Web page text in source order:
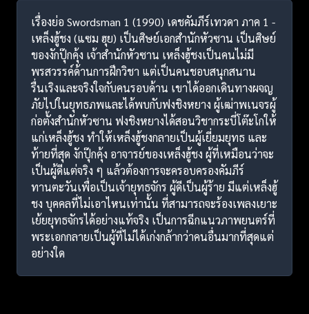
เรื่องย่อ Swordsman 1 (1990) เดชคัมภีร์เทวดา ภาค 1 -
เหล็งฮู้ชง (แซม ฮุย) เป็นศิษย์เอกสำนักหัวซาน เป็นศิษย์
ของงักปุ๊กคุ้ง เจ้าสำนักหัวซาน เหล็งฮู้ชงเป็นคนไม่มี
พรสวรรค์ด้านการฝึกวิชา แต่เป็นคนชอบสนุกสนาน
รื่นเริงและจริงใจกับคนรอบด้าน เขาได้ออกเดินทางผจญ
ภัยไปในยุทธภพและได้พบกับฟงชิงหยาง ผู้เฒ่าพเนจรผู้
ก่อตั้งสำนักหัวซาน ฟงชิงหยางได้สอนวิชากระบี่โต๊ะโกให้
แก่เหล็งฮู้ชง ทำให้เหล็งฮู้ชงกลายเป็นผู้เยี่ยมยุทธ และ
ท้ายที่สุด งักปุ๊กคุ้ง อาจารย์ของเหล็งฮู้ชง ผู้ที่เหมือนว่าจะ
เป็นผู้ดีแต่จริง ๆ แล้วต้องการจะครอบครองคัมภีร์
ทานตะวันเพื่อเป็นเจ้ายุทธจักร ผู้ดีเป็นผู้ร้าย มีแต่เหล็งฮู้
ชง บุคคลที่ไม่เอาไหนเท่านั้น ที่สามารถจะร้องเพลงเยาะ
เย้ยยุทธจักรได้อย่างแท้จริง เป็นการฉีกแนวภาพยนตร์ที่
พระเอกกลายเป็นผู้ที่ไม่ได้เก่งกล้ากว่าคนอื่นมากที่สุดแต่
อย่างใด